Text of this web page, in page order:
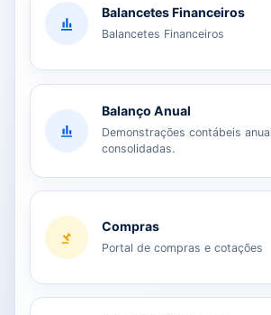
Balancetes Financeiros
Balancetes Financeiros
Balanço Anual
Demonstrações contábeis
consolidadas.
Compras
Portal de compras e cotações